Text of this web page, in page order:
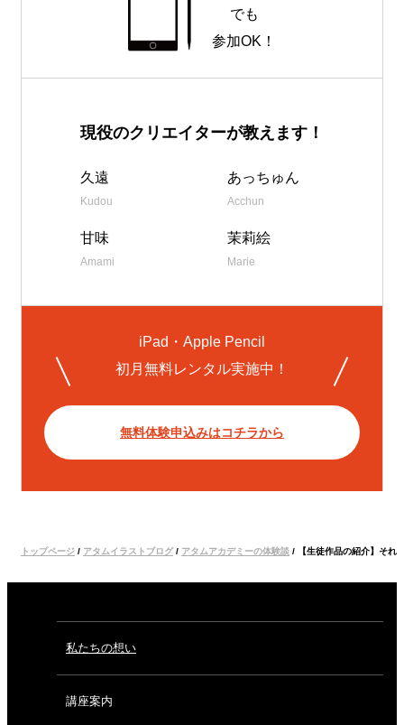
でも
参加OK！
現役のクリエイターが教えます！
久遠
Kudou
あっちゅん
Acchun
甘味
Amami
茉莉絵
Marie
iPad・Apple Pencil
初月無料レンタル実施中！
無料体験申込みはコチラから
トップページ / アタムイラストブログ/ アタムアカデミーの体験談 / 【生徒作品の紹介】それ
私たちの想い
講座案内